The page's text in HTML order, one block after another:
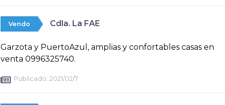
Vendo Cdla. La FAE
Garzota y PuertoAzul, amplias y confortables casas en
venta 0996325740.
Publicado: 2021/02/7